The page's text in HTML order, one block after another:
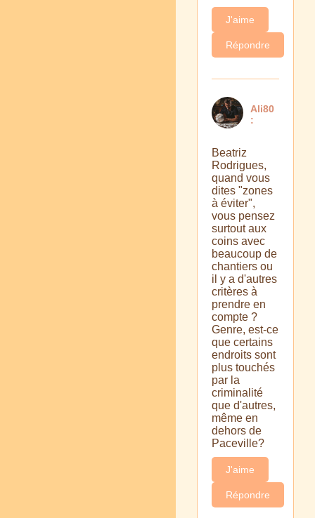
J'aime
Répondre
Ali80
:
Beatriz
Rodrigues,
quand vous
dites "zones
à éviter",
vous pensez
surtout aux
coins avec
beaucoup de
chantiers ou
il y a d'autres
critères à
prendre en
compte ?
Genre, est-ce
que certains
endroits sont
plus touchés
par la
criminalité
que d'autres,
même en
dehors de
Paceville?
J'aime
Répondre